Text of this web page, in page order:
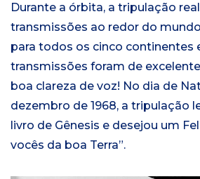
Durante a órbita, a tripulação
transmissões ao redor do
para todos os cinco continentes
transmissões foram de
boa clareza de voz! No dia de
dezembro de 1968, a tripulação
livro de Gênesis e desejou um
vocês da boa Terra”.